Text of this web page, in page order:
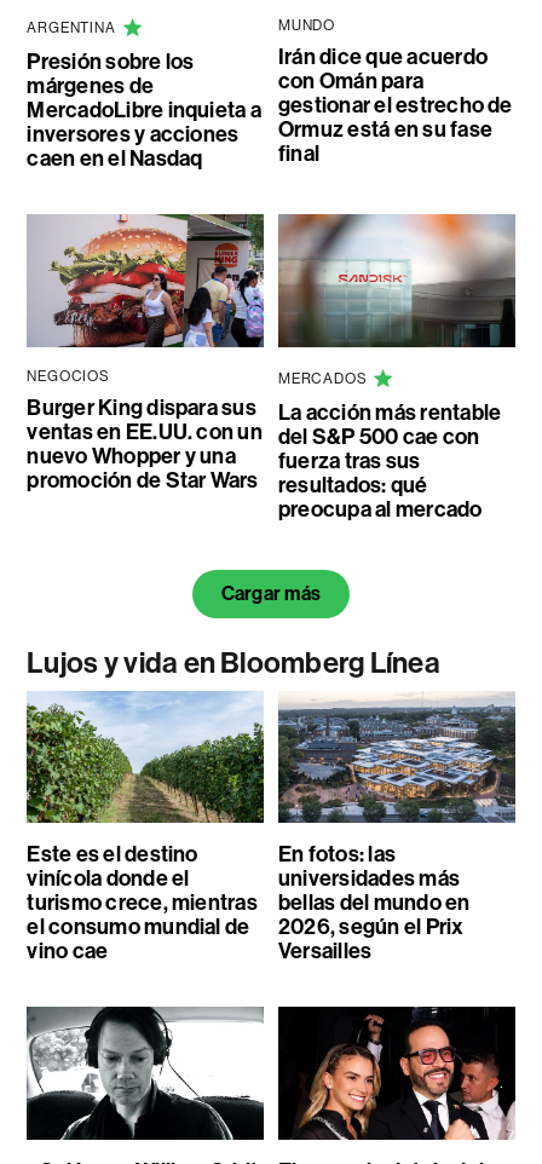
ARGENTINA
Presión sobre los
márgenes de
MercadoLibre inquieta a
inversores y acciones
caen en el Nasdaq
MUNDO
Irán dice que acuerdo
con Omán para
gestionar el estrecho de
Ormuz está en su fase
final
NEGOCIOS
Burger King dispara sus
ventas en EE.UU. con un
nuevo Whopper y una
promoción de Star Wars
MERCADOS
La acción más rentable
del S&P 500 cae con
fuerza tras sus
resultados: qué
preocupa al mercado
Cargar más
Lujos y vida en Bloomberg Línea
Este es el destino
vinícola donde el
turismo crece, mientras
el consumo mundial de
vino cae
En fotos: las
universidades más
bellas del mundo en
2026, según el Prix
Versailles